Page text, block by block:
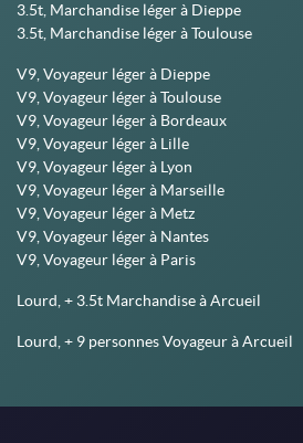
3.5t, Marchandise léger à Dieppe
3.5t, Marchandise léger à Toulouse
V9, Voyageur léger à Dieppe
V9, Voyageur léger à Toulouse
V9, Voyageur léger à Bordeaux
V9, Voyageur léger à Lille
V9, Voyageur léger à Lyon
V9, Voyageur léger à Marseille
V9, Voyageur léger à Metz
V9, Voyageur léger à Nantes
V9, Voyageur léger à Paris
Lourd, + 3.5t Marchandise à Arcueil
Lourd, + 9 personnes Voyageur à Arcueil